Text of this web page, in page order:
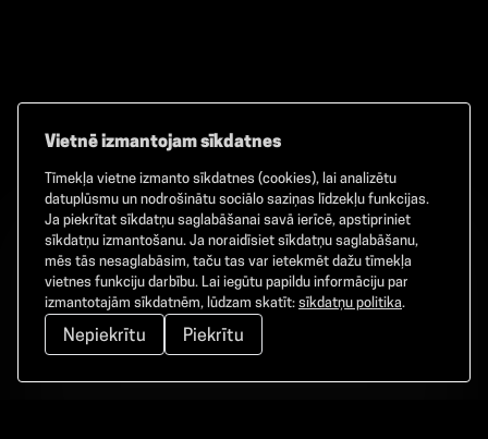
Facebook TikTok Instagram
©2026GAMMA. Visas tiesības aizsargātas.
Vietnē izmantojam sīkdatnes
Tīmekļa vietne izmanto sīkdatnes (cookies), lai analizētu
datuplūsmu un nodrošinātu sociālo saziņas līdzekļu funkcijas.
Ja piekrītat sīkdatņu saglabāšanai savā ierīcē, apstipriniet
sīkdatņu izmantošanu. Ja noraidīsiet sīkdatņu saglabāšanu,
mēs tās nesaglabāsim, taču tas var ietekmēt dažu tīmekļa
vietnes funkciju darbību. Lai iegūtu papildu informāciju par
izmantotajām sīkdatnēm, lūdzam skatīt: sīkdatņu politika.
Nepiekrītu Piekrītu